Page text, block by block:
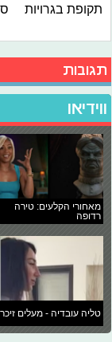
תקופת בגרויות
תגובות
ווידיאו
מאחורי הקלעים: טירה
רדופה
טליה עובדיה - מעלים